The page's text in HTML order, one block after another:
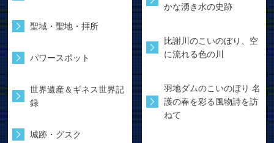
聖域・聖地・拝所
パワースポット
世界遺産＆ギネス世界記
録
城跡・グスク
かな湧き水の史跡
比謝川のこいのぼり、空
に流れる色の川
羽地ダムのこいのぼり 名
護の春を彩る風物詩を訪
ねて